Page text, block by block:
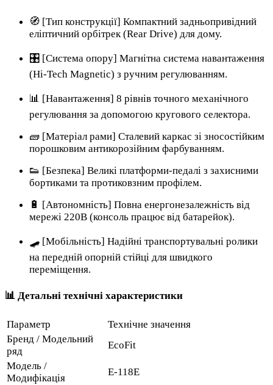
🧭 [Тип конструкції] Компактний задньопривідний
еліптичний орбітрек (Rear Drive) для дому.
🎛️ [Система опору] Магнітна система навантаження
(Hi-Tech Magnetic) з ручним регулюванням.
📊 [Навантаження] 8 рівнів точного механічного
регулювання за допомогою кругового селектора.
🧱 [Матеріал рами] Сталевий каркас зі зносостійким
порошковим антикорозійним фарбуванням.
👟 [Безпека] Великі платформи-педалі з захисними
бортиками та протиковзним профілем.
🔋 [Автономність] Повна енергонезалежність від
мережі 220В (консоль працює від батарейок).
🛹 [Мобільність] Надійні транспортувальні ролики
на передній опорній стійці для швидкого
переміщення.
📊 Детальні технічні характеристики
Параметр
Технічне значення
Бренд / Модельний
ряд
EcoFit
Модель /
Модифікація
E-118E